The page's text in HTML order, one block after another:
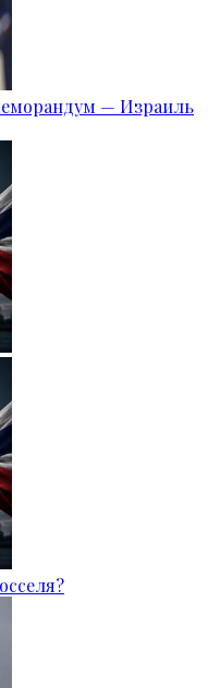
— Израиль